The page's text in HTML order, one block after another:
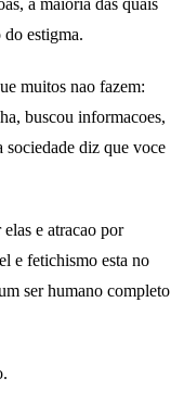
estigma.
muitos nao fazem:
buscou informacoes,
sociedade diz que voce
e atracao por
e fetichismo esta no
ser humano completo